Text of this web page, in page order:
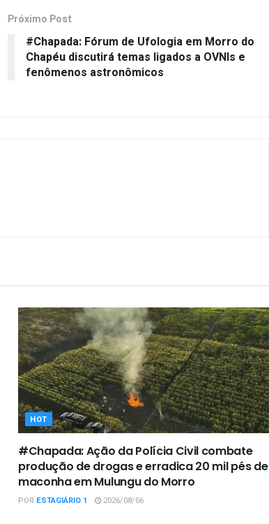
Próximo Post
#Chapada: Fórum de Ufologia em Morro do
Chapéu discutirá temas ligados a OVNIs e
fenômenos astronômicos
HOT
#Chapada: Ação da Polícia Civil combate
produção de drogas e erradica 20 mil pés de
maconha em Mulungu do Morro
POR ESTAGIÁRIO 1 2026/08/06